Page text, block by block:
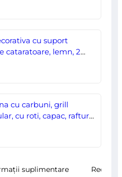
cu suport
cataratoare, lemn, 2
cu carbuni, grill
cu roti, capac, rafturi,
suplimentare